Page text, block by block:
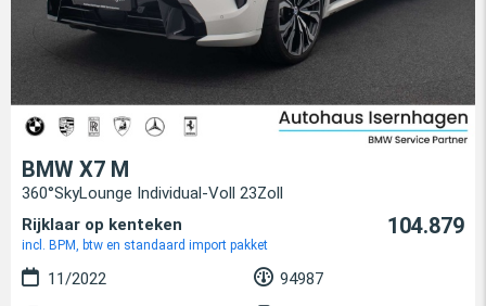
BMW X7 M
360°SkyLounge Individual-Voll 23Zoll
Rijklaar op kenteken
incl. BPM, btw en standaard import pakket
104.879
11/2022
94987